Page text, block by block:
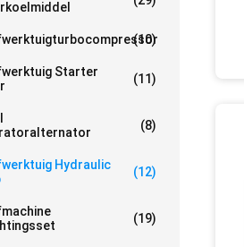
(10)
Starter
(11)
(8)
Hydraulic
(12)
(19)